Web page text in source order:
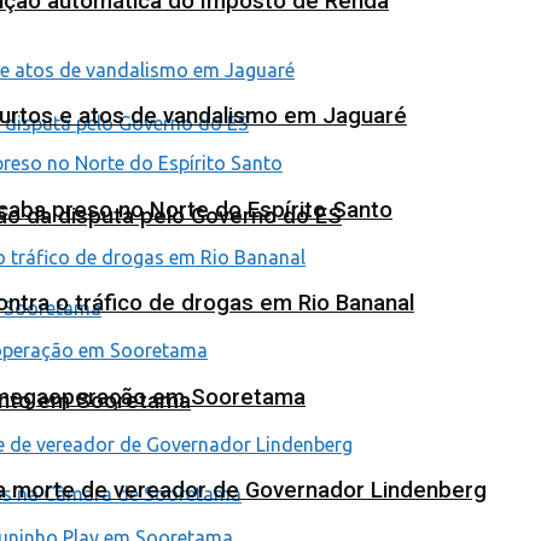
da disputa pelo Governo do ES
em Sooretama
e atos de vandalismo em Jaguaré
preso no Norte do Espírito Santo
o tráfico de drogas em Rio Bananal
em Sooretama
de vereador de Governador Lindenberg